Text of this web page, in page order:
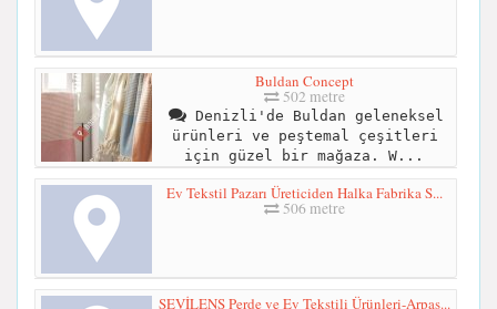
Buldan Concept
502 metre
Denizli'de Buldan geleneksel
ürünleri ve peştemal çeşitleri
için güzel bir mağaza. W...
Ev Tekstil Pazarı Üreticiden Halka Fabrika S...
506 metre
SEVİLENS Perde ve Ev Tekstili Ürünleri-Arpaş...